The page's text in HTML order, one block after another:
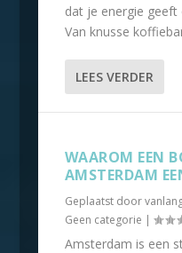
dat je energie
Van knusse
LEES VERDER
WAAROM EEN
AMSTERDAM
Geplaatst door
Geen categorie |
Amsterdam is een